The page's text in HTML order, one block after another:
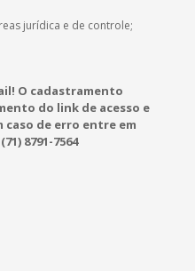
jurídica e de controle;
O cadastramento
do link de acesso e
caso de erro entre em
8791-7564